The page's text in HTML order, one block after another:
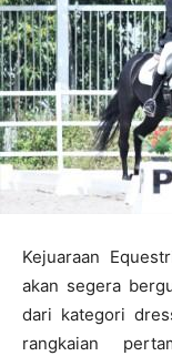
Kejuaraan
akan segera
dari kategori
rangkaian